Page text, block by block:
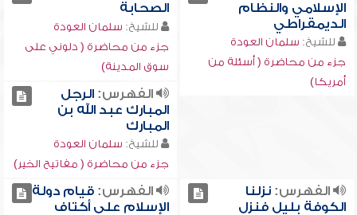
الإسلامي والنظام
الديمقراطي
للشيخ: سلمان العودة
جزء من محاضرة ( أسئلة من
أمريكا)
الصحابة
للشيخ: سلمان العودة
جزء من محاضرة ( دلوني على
سوق المدينة)
الفهرس:الرجل
المبارك عبد الله بن
المبارك
للشيخ: سلمان العودة
جزء من محاضرة ( مفاتيح الخير)
الفهرس:نزلنا
الكوفة بليل فنزل
الفهرس:قيام دولة
الإسلام على أكتاف